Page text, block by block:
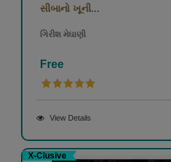
સીબાનો‌ ખૂની...
ગિરીશ મેઘાણી
Free
View Details
X-Clusive